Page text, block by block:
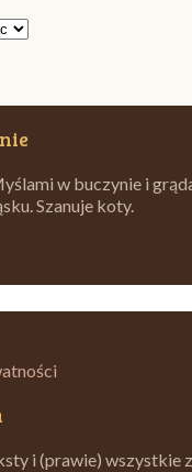
w buczynie i
Szanuje koty.
i (prawie) wszystkie